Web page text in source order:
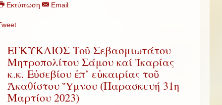
Εκτύπωση Email
ΕΓΚΥΚΛΙΟΣ Τοῦ Σεβασμιωτάτου
Μητροπολίτου Σάμου καί Ἰκαρίας
κ.κ. Εὐσεβίου ἐπ’ εὐκαιρίας τοῦ
Ἀκαθίστου Ὕμνου (Παρασκευή 31η
Μαρτίου 2023)